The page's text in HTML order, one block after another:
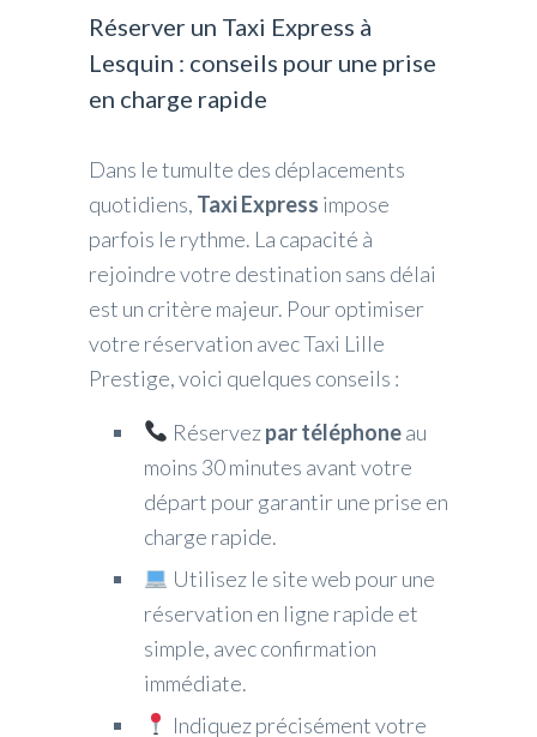
Réserver un Taxi Express à
Lesquin : conseils pour une prise
en charge rapide
Dans le tumulte des déplacements
quotidiens, Taxi Express impose
parfois le rythme. La capacité à
rejoindre votre destination sans délai
est un critère majeur. Pour optimiser
votre réservation avec Taxi Lille
Prestige, voici quelques conseils :
Réservezpar téléphoneau
moins 30 minutes avant votre
départ pour garantir une prise en
charge rapide.
Utilisez le site web pour une
réservation en ligne rapide et
simple, avec confirmation
immédiate.
Indiquez précisément votre